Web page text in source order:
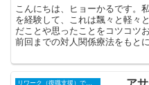
こんにちは、ヒョーかるです。
を経験して、これは飄々と軽々
だことや思ったことをコツコツ
前回までの対人関係療法をもと
リワーク（復職支援）での学び